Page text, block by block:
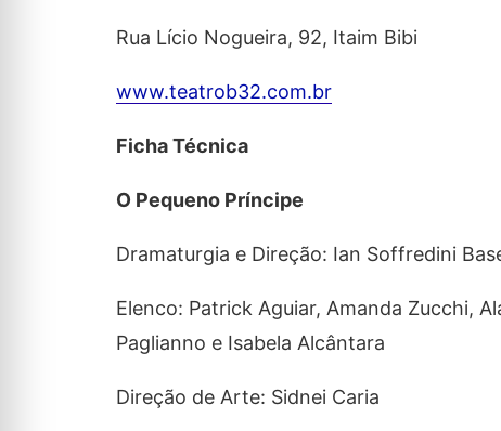
Rua Lício Nogueira, 92, Itaim Bibi
www.teatrob32.com.br
Ficha Técnica
O Pequeno Príncipe
Dramaturgia e Direção: Ian Soffredini
Elenco: Patrick Aguiar, Amanda Zucchi,
Paglianno e Isabela Alcântara
Direção de Arte: Sidnei Caria